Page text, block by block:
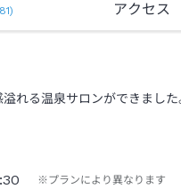
) アクセス
れる温泉サロンができまし
※プランにより異なります